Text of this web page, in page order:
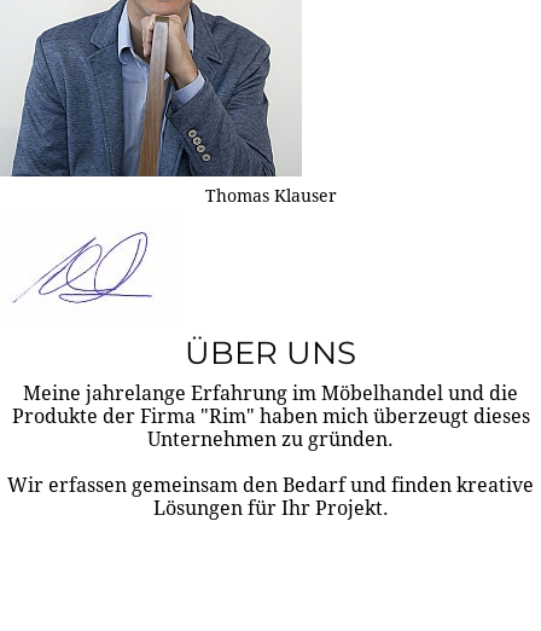
Thomas Klauser
ÜBER UNS
Meine jahrelange Erfahrung im Möbelhandel und die
Produkte der Firma "Rim" haben mich überzeugt dieses
Unternehmen zu gründen.
Wir erfassen gemeinsam den Bedarf und finden kreative
Lösungen für Ihr Projekt.